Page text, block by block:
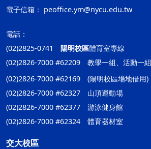
電子信箱： peoffice.ym@nycu.edu.tw
電話：
(02)2825-0741 陽明校區體育室專線
(02)2826-7000 #62209 教學一組、活動一組
(02)2826-7000 #62169 (陽明校區場地借用)
(02)2826-7000 #62327 山頂運動場
(02)2826-7000 #62377 游泳健身館
(02)2826-7000 #62324 體育器材室
交大校區